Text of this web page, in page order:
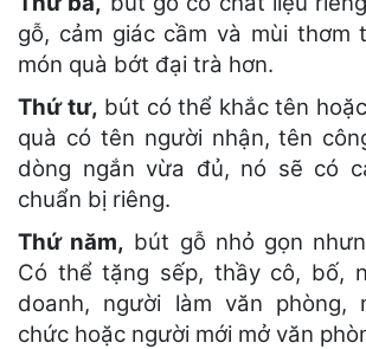
gỗ, cảm giác cầm và mùi thơm
món quà bớt đại trà hơn.
Thứ tư, bút có thể khắc tên
quà có tên người nhận, tên
dòng ngắn vừa đủ, nó sẽ có
chuẩn bị riêng.
Thứ năm, bút gỗ nhỏ gọn
Có thể tặng sếp, thầy cô, bố,
doanh, người làm văn phòng,
chức hoặc người mới mở văn